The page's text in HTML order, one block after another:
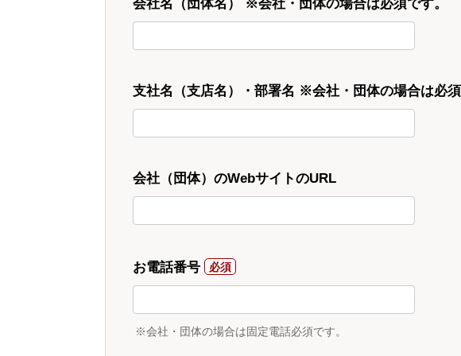
会社名（団体名） ※会社・団体の場合は必須です。
支社名（支店名）・部署名 ※会社・団体の場合は必須
会社（団体）のWebサイトのURL
お電話番号
※会社・団体の場合は固定電話必須です。